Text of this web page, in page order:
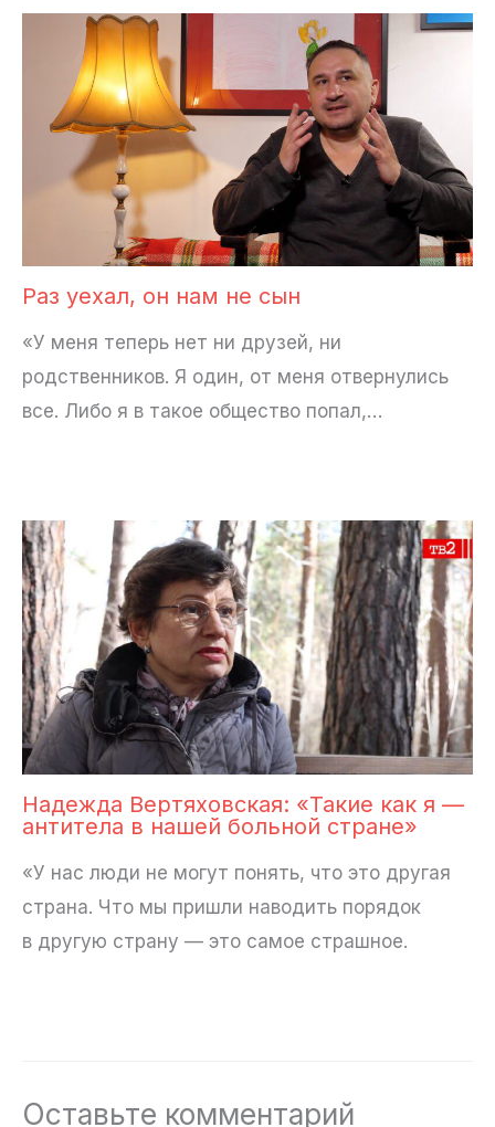
Раз уехал, он нам не сын
«У меня теперь нет ни друзей, ни
родственников. Я один, от меня отвернулись
все. Либо я в такое общество попал,…
Надежда Вертяховская: «Такие как я —
антитела в нашей больной стране»
«У нас люди не могут понять, что это другая
страна. Что мы пришли наводить порядок
в другую страну — это самое страшное.
Оставьте комментарий